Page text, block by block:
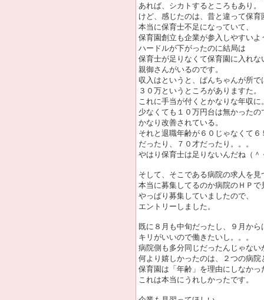
あれば、シカトするところもあり。
けど、感じたのは、昔と違って保育
本当に保育士不足になっていて、
保育園創立も企業が参入しやすいよ
ハードルが下がったのに結局は
保育士が足りなくて保育園に入れな
親御さんがいるのです。
収入はというと、ぱんちゃんが所で
３０万というところがありますた。
これに手当が付くとかなりな年収に
少なくても１０万円台は無かったの
かなり改善されている。
それと退職年齢が６０じゃなくて６
だったり、７０才だったり。。。
やはり保育士は足りないんだね（＾
そして、そこである病院の求人を見
本当に募集してるのか病院のＨＰで
やっぱり募集していましたので、
エントリーしました。
既に８月も中旬だったし、９月から
キリがいいので働きたいし。。。
病院側も多分同じだったんじゃない
何より嬉しかったのは、２つの病院
保育園は「年齢」を理由にしなかっ
これは本当にうれしかったです。